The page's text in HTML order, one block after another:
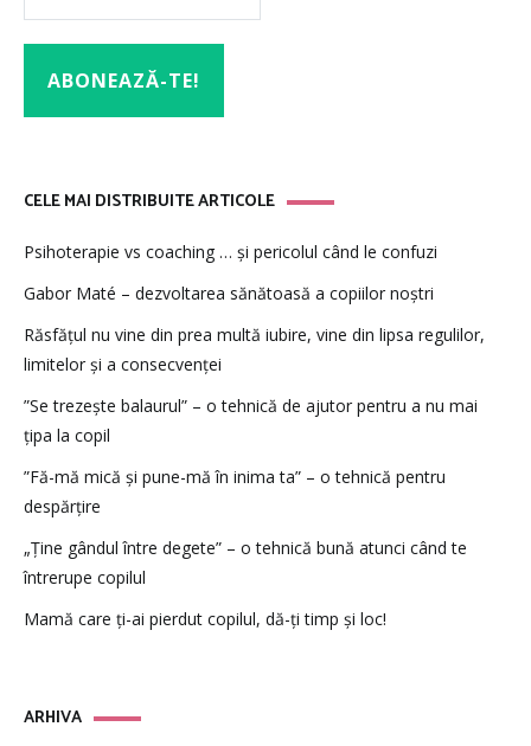
CELE MAI DISTRIBUITE ARTICOLE
Psihoterapie vs coaching … și pericolul când le confuzi
Gabor Maté – dezvoltarea sănătoasă a copiilor noștri
Răsfățul nu vine din prea multă iubire, vine din lipsa regulilor,
limitelor și a consecvenței
”Se trezește balaurul” – o tehnică de ajutor pentru a nu mai
țipa la copil
”Fă-mă mică și pune-mă în inima ta” – o tehnică pentru
despărțire
„Ține gândul între degete” – o tehnică bună atunci când te
întrerupe copilul
Mamă care ți-ai pierdut copilul, dă-ți timp și loc!
ARHIVAARHIVA